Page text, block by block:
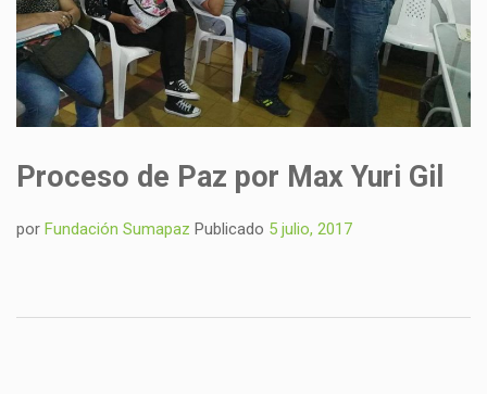
Proceso de Paz por Max Yuri Gil
por Fundación Sumapaz Publicado 5 julio, 2017